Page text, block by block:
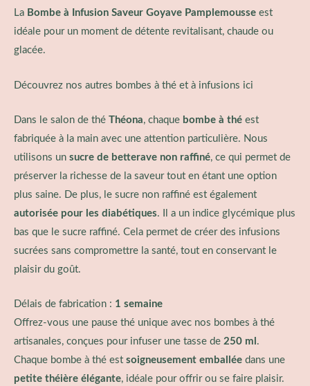
La Bombe à Infusion Saveur Goyave Pamplemousse est
idéale pour un moment de détente revitalisant, chaude ou
glacée.
Découvrez nos autres bombes à thé et à infusions ici
Dans le salon de thé Théona, chaque bombe à thé est
fabriquée à la main avec une attention particulière. Nous
utilisons un sucre de betterave non raffiné, ce qui permet de
préserver la richesse de la saveur tout en étant une option
plus saine. De plus, le sucre non raffiné est également
autorisée pour les diabétiques. Il a un indice glycémique plus
bas que le sucre raffiné. Cela permet de créer des infusions
sucrées sans compromettre la santé, tout en conservant le
plaisir du goût.
Délais de fabrication : 1 semaine
Offrez-vous une pause thé unique avec nos bombes à thé
artisanales, conçues pour infuser une tasse de 250 ml .
Chaque bombe à thé est soigneusement emballée dans une
petite théière élégante, idéale pour offrir ou se faire plaisir.